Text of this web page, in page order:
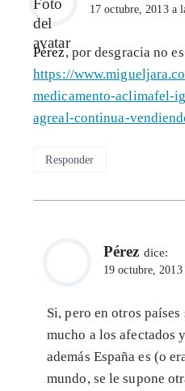
17 octubre, 2013 a
Pérez, por desgracia no
https://
medicamento-aclimafel-
agreal-continua-
Responder
Pérez dice:
19 octubre, 2013
Si, pero en otros
mucho a los afectados
además España es (o
mundo, se le supone